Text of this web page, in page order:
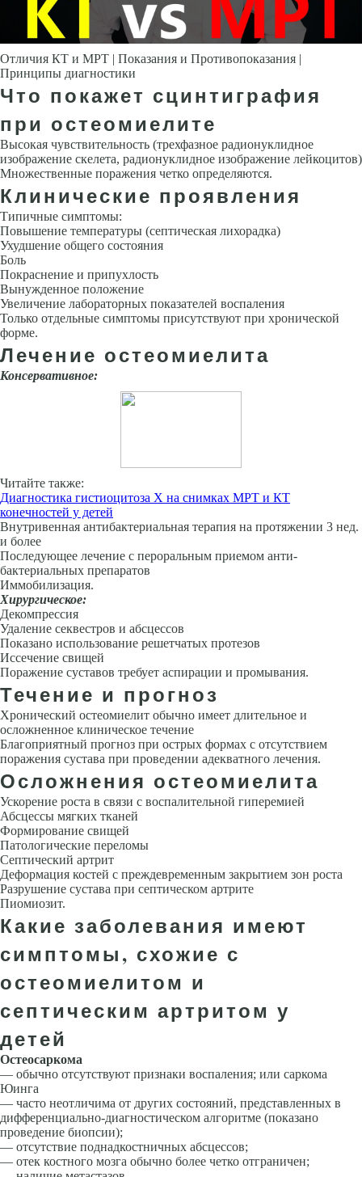
Отличия КТ и МРТ | Показания и Противопоказания |
Принципы диагностики
Что покажет сцинтиграфия
при остеомиелите
Высокая чувствительность (трехфазное радионуклидное
изображение скелета, радионуклидное изображение лейкоцитов)
Множественные поражения четко определяются.
Клинические проявления
Типичные симптомы:
Повышение температуры (септическая лихорадка)
Ухудшение общего состояния
Боль
Покраснение и припухлость
Вынужденное положе­ние
Увеличение лабораторных показателей воспаления
Только отдель­ные симптомы присутствуют при хронической
форме.
Лечение остеомиелита
Консервативное:
Читайте также:
Диагностика гистиоцитоза Х на снимках МРТ и КТ
конечностей у детей
Внутривенная антибактериальная терапия на протяже­нии 3 нед.
и более
Последующее лечение с пероральным приемом анти­
бактериальных препаратов
Иммобилизация.
Хирургическое:
Декомпрессия
Удаление секвестров и абсцессов
По­казано использование решетчатых протезов
Иссечение свищей
Пора­жение суставов требует аспирации и промывания.
Течение и прогноз
Хронический остеомиелит обычно имеет длительное и
осложненное кли­ническое течение
Благоприятный прогноз при острых формах с отсут­ствием
поражения сустава при проведении адекватного лечения.
Осложнения остеомиелита
Ускорение роста в связи с воспалительной гиперемией
Абсцессы мяг­ких тканей
Формирование свищей
Патологические переломы
Септи­ческий артрит
Деформация костей с преждевременным закрытием зон роста
Разрушение сустава при септическом артрите
Пиомиозит.
Какие заболевания имеют
симптомы, схожие с
остеомиелитом и
септическим артритом у
детей
Остеосаркома
— обычно отсутствуют признаки воспаления; или саркома
Юинга
— часто неотличима от других состояний, представлен­ных в
дифференциально-диагностическом алгоритме (показано
проведение биопсии);
— отсутствие поднадкостничных абсцессов;
— отек костного мозга обычно более четко отграничен;